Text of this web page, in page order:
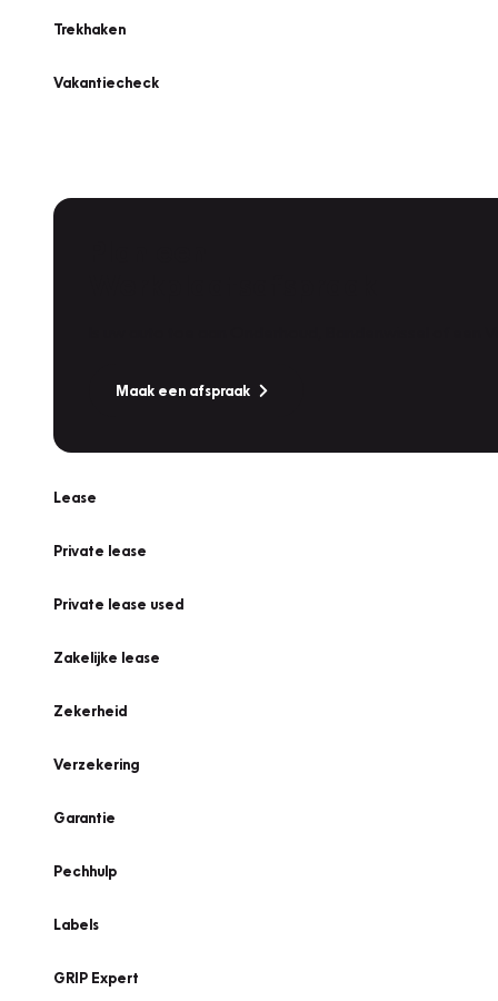
Trekhaken
Vakantiecheck
Maak een afspraak
Lease
Private lease
Private lease used
Zakelijke lease
Zekerheid
Verzekering
Garantie
Pechhulp
Labels
GRIP Expert